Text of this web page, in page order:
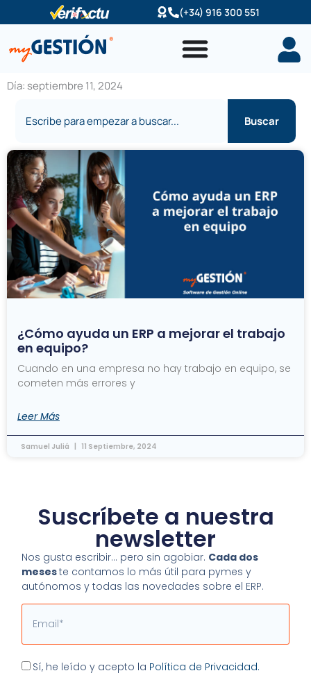
al
contenido
(+34) 916 300 551
Día: septiembre 11, 2024
Buscar
¿Cómo ayuda un ERP a mejorar el trabajo
en equipo?
Cuando en una empresa no hay trabajo en equipo, se
cometen más errores y
Leer Más
Samuel Juliá 11 Septiembre, 2024
Suscríbete a nuestra
newsletter
Nos gusta escribir… pero sin agobiar. Cada dos
meseste contamos lo más útil para pymes y
autónomos y todas las novedades sobre el ERP.
Email
Aceptación
Sí, he leído y acepto la Política de Privacidad.